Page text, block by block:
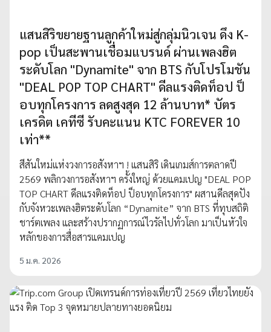
แสนสิริขยายฐานลูกค้าใหม่สู่กลุ่มนิวเจน ดึง K-
pop เป็นสะพานเชื่อมแบรนด์ ผ่านเพลงฮิต
ระดับโลก "Dynamite" จาก BTS กับโปรโมชัน
"DEAL POP TOP CHART" ดีลแรงติดท็อป ป็
อบทุกโครงการ ลดสูงสุด 12 ล้านบาท* บัตร
เครดิต เคทีซี รับคะแนน KTC FOREVER 10
เท่า**
สีสันใหม่แห่งวงการอสังหาฯ ! แสนสิริ เดินเกมส์การตลาดปี
2569 พลิกวงการอสังหาฯ ครั้งใหญ่ ด้วยแคมเปญ "DEAL POP
TOP CHART ดีลแรงติดท็อป ป็อบทุกโครงการ" ผสานดีลสุดปัง
กับจังหวะเพลงฮิตระดับโลก “Dynamite” จาก BTS ที่ทุบสถิติ
ชาร์ตเพลง และสร้างปรากฏการณ์ไวรัลไปทั่วโลก มาเป็นหัวใจ
หลักของการสื่อสารแคมเปญ
5 ม.ค. 2026